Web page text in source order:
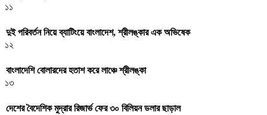
১১
দুই পরিবর্তন নিয়ে ব্যাটিংয়ে বাংলাদেশ, শ্রীলঙ্কার এক অভিষেক
১২
বাংলাদেশি বোলারদের হতাশ করে লাঞ্চে শ্রীলঙ্কা
১৩
দেশের বৈদেশিক মুদ্রার রিজার্ভ ফের ৩০ বিলিয়ন ডলার ছাড়াল